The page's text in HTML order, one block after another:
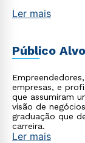
Ler mais
Público Alvo
empresas, e
que assumiram
visão de
graduação que
carreira.
Ler mais